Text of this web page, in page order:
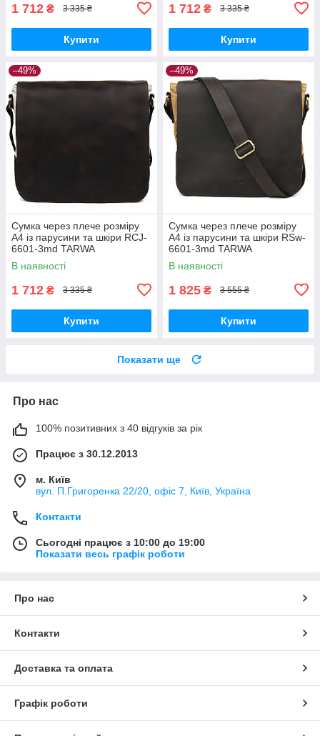
1 712 ₴ 3 335 ₴
Купити
1 712 ₴ 3 335 ₴
Купити
–49%
Сумка через плече розміру
А4 із парусини та шкіри RCJ-
6601-3md TARWA
В наявності
1 712 ₴ 3 335 ₴
Купити
–49%
Сумка через плече розміру
А4 із парусини та шкіри RSw-
6601-3md TARWA
В наявності
1 825 ₴ 3 555 ₴
Купити
Показати ще
Про нас
100% позитивних з 40 відгуків за рік
Працює з 30.12.2013
м. Київ
вул. П.Григоренка 22/20, офіс 7, Київ, Україна
Контакти
Сьогодні працює з 10:00 до 19:00
Показати весь графік роботи
Про нас
Контакти
Доставка та оплата
Графік роботи